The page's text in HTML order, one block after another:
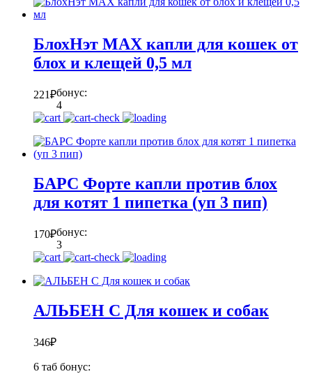
БлохНэт MAX капли для кошек от
блох и клещей 0,5 мл
221₽бонус:
4
БАРС Форте капли против блох
для котят 1 пипетка (уп 3 пип)
170₽бонус:
3
АЛЬБЕН С Для кошек и собак
346₽
6 таб бонус: